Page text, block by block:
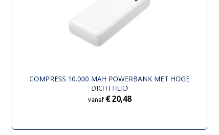
COMPRESS 10.000 MAH POWERBANK MET HOGE
DICHTHEID
vanaf € 20,48